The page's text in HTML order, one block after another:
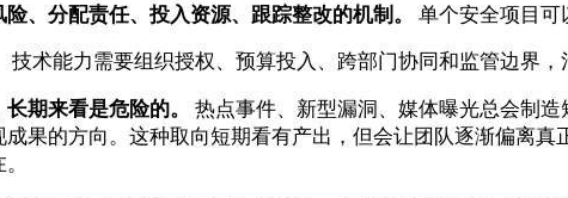
、分配责任、投入资源、跟踪整改的机制。 单个安全项目可
技术能力需要组织授权、预算投入、跨部门协同和监管边界，
期来看是危险的。
热点事件、新型漏洞、媒体曝光总会制
果的方向。这种取向短期看有产出，但会让团队逐渐偏离